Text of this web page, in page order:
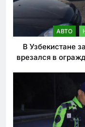
АВТО
В Узбекистане
врезался в